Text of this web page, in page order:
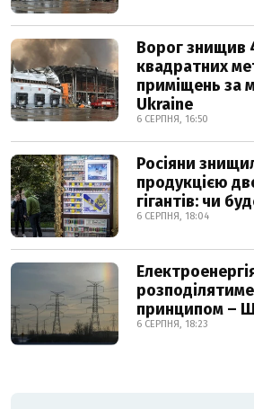
Ворог знищив
квадратних
приміщень за
Ukraine
6 СЕРПНЯ, 16:50
Росіяни
продукцією
гігантів: чи
6 СЕРПНЯ, 18:04
принципом –
6 СЕРПНЯ, 18:23